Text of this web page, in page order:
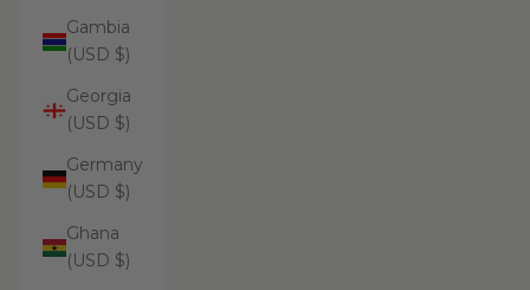
Gambia
(USD $)
Georgia
(USD $)
Germany
(USD $)
Ghana
(USD $)